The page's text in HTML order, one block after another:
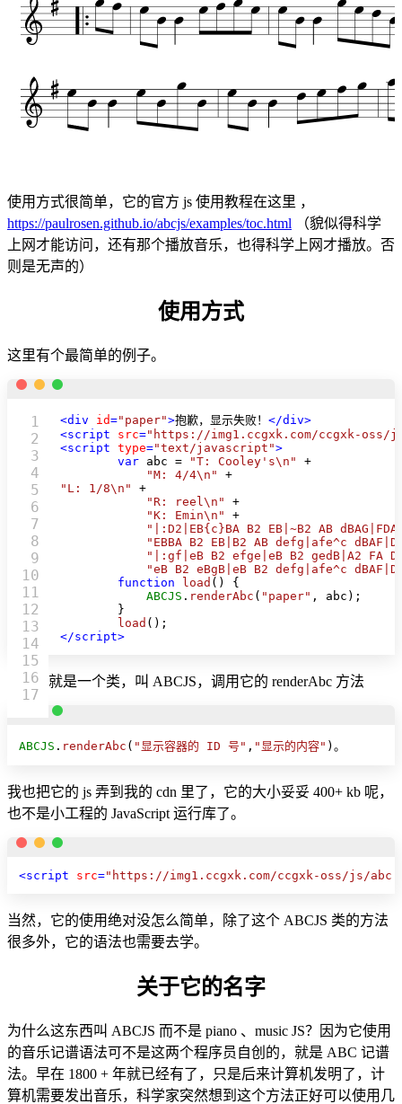
使用方式很简单，它的官方 js 使用教程在这里 ，
https://paulrosen.github.io/abcjs/examples/toc.html （貌似得科学
上网才能访问，还有那个播放音乐，也得科学上网才播放。否
则是无声的）
使用方式
这里有个最简单的例子。
1
2
3
4
5
6
7
8
9
10
11
12
13
14
15
16
<div id="paper">抱歉，显示失败！ </div>
<script src="https://img1.ccgxk.com/ccgxk-oss/
<script type="text/javascript">
var abc = "T: Cooley's\n"
+
"M: 4/4\n"
"L: 1/8\n"
+
"R: reel\n"
+
"K: Emin\n"
+
"|:D2|EB{c}BA B2 EB|~B2 AB
"EBBA B2 EB|B2 AB defg|afe^c
"|:gf|eB B2 efge|eB B2 gedB|A2 FA
"eB B2 eBgB|eB B2 defg|afe^c
function
load ( ) {
ABCJS . renderAbc ( "paper" , abc);
        }
load
</script>
就是一个类，叫 ABCJS，调用它的 renderAbc 方法
ABCJS . renderAbc ( "显示容器的 ID 号" , "显示的内容" )。
我也把它的 js 弄到我的 cdn 里了，它的大小妥妥 400+ kb 呢，
也不是小工程的 JavaScript 运行库了。
<script src="https://img1.ccgxk.com/ccgxk-oss/js/
当然，它的使用绝对没怎么简单，除了这个 ABCJS 类的方法
很多外，它的语法也需要去学。
关于它的名字
为什么这东西叫 ABCJS 而不是 piano 、music JS？因为它使用
的音乐记谱语法可不是这两个程序员自创的，就是 ABC 记谱
法。早在 1800 + 年就已经有了，只是后来计算机发明了，计
算机需要发出音乐，科学家突然想到这个方法正好可以使用几